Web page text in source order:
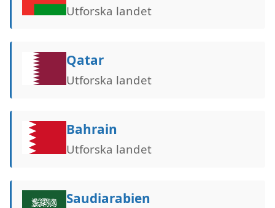
Utforska landet
Qatar
Utforska landet
Bahrain
Utforska landet
Saudiarabien